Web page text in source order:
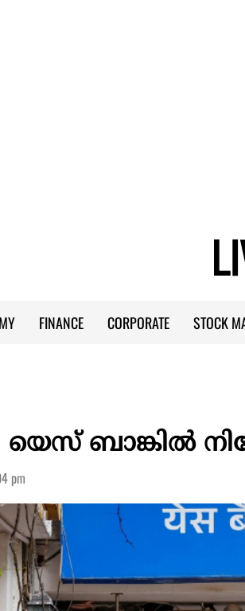
FINANCE CORPORATE STOCK
ബാങ്കില്‍
pm